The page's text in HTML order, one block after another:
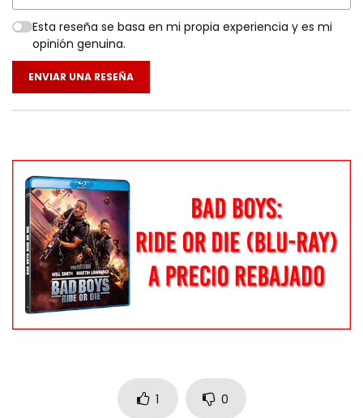
Esta reseña se basa en mi propia experiencia y es mi
opinión genuina.
ENVIAR UNA RESEÑA
1 0